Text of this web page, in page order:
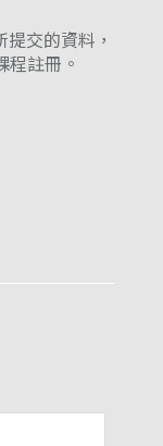
交的資料，
程註冊。